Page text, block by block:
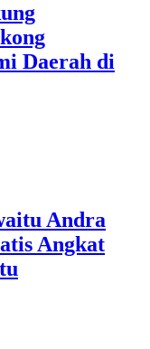
Daerah di
Andra
Angkat